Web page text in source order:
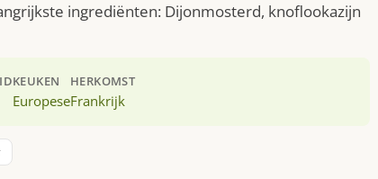
ingrediënten: Dijonmosterd, knoflookazijn
KEUKEN
Europese
HERKOMST
Frankrijk